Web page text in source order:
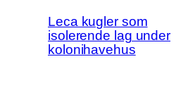
Leca kugler som
isolerende lag under
kolonihavehus